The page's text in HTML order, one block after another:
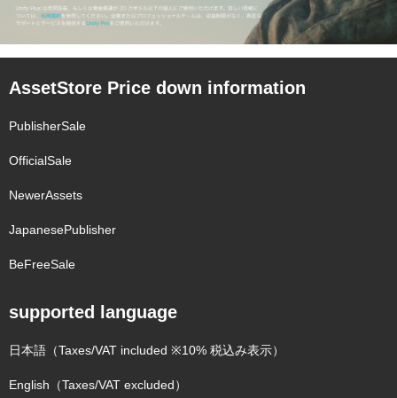
AssetStore Price down information
PublisherSale
OfficialSale
NewerAssets
JapanesePublisher
BeFreeSale
supported language
日本語（Taxes/VAT included ※10% 税込み表示）
English（Taxes/VAT excluded）